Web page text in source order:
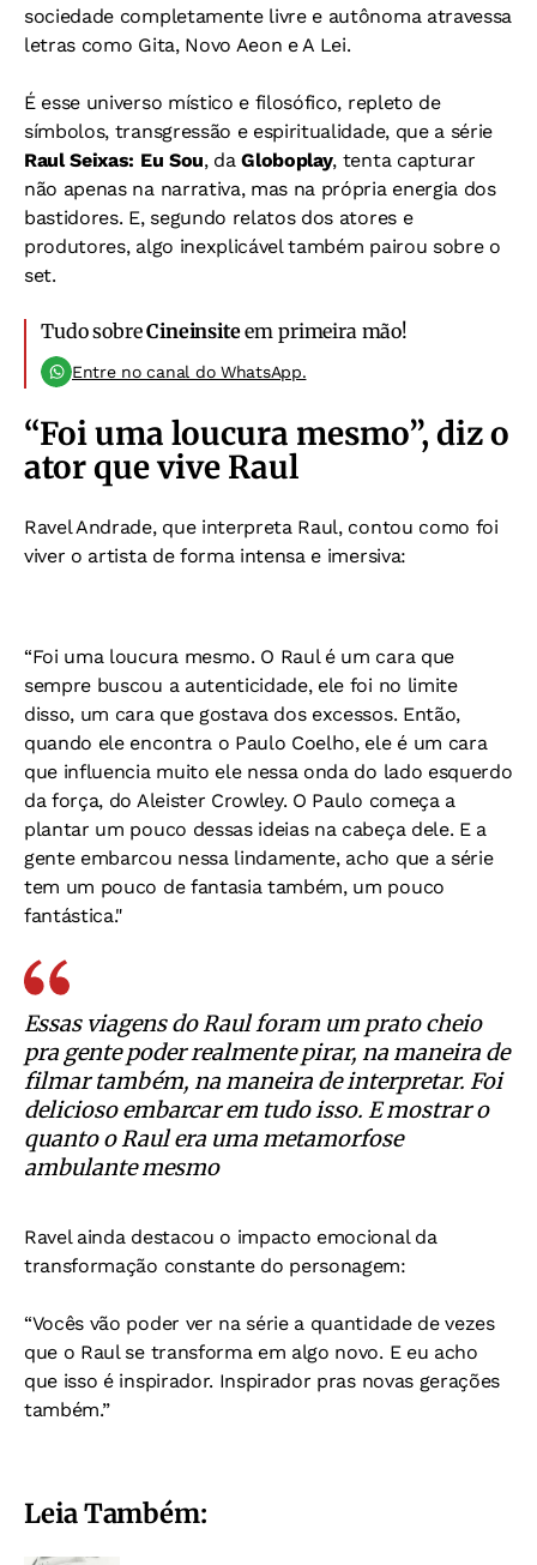
sociedade completamente livre e autônoma atravessa
letras como Gita, Novo Aeon e A Lei.
É esse universo místico e filosófico, repleto de
símbolos, transgressão e espiritualidade, que a série
Raul Seixas: Eu Sou, daGloboplay, tenta capturar
não apenas na narrativa, mas na própria energia dos
bastidores. E, segundo relatos dos atores e
produtores, algo inexplicável também pairou sobre o
set.
Tudo sobreCineinsiteem primeira mão!
Entre no canal do WhatsApp.
“Foi uma loucura mesmo”, diz o
ator que vive Raul
Ravel Andrade, que interpreta Raul, contou como foi
viver o artista de forma intensa e imersiva:
“Foi uma loucura mesmo. O Raul é um cara que
sempre buscou a autenticidade, ele foi no limite
disso, um cara que gostava dos excessos. Então,
quando ele encontra o Paulo Coelho, ele é um cara
que influencia muito ele nessa onda do lado esquerdo
da força, do Aleister Crowley. O Paulo começa a
plantar um pouco dessas ideias na cabeça dele. E a
gente embarcou nessa lindamente, acho que a série
tem um pouco de fantasia também, um pouco
fantástica."
Essas viagens do Raul foram um prato cheio
pra gente poder realmente pirar, na maneira de
filmar também, na maneira de interpretar. Foi
delicioso embarcar em tudo isso. E mostrar o
quanto o Raul era uma metamorfose
ambulante mesmo
Ravel ainda destacou o impacto emocional da
transformação constante do personagem:
“Vocês vão poder ver na série a quantidade de vezes
que o Raul se transforma em algo novo. E eu acho
que isso é inspirador. Inspirador pras novas gerações
também.”
Leia Também: